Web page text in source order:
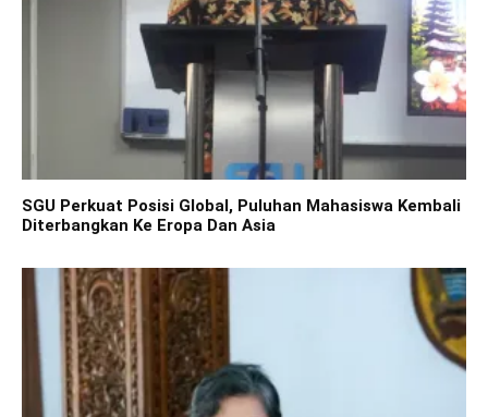
SGU Perkuat Posisi Global, Puluhan Mahasiswa Kembali
Diterbangkan Ke Eropa Dan Asia